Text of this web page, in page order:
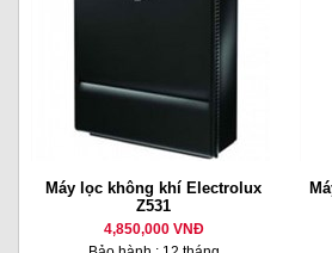
Máy lọc không khí Electrolux
Z531
4,850,000 VNĐ